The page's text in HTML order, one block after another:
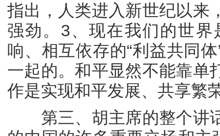
指出，人类进入新世纪以来
强劲。3、现在我们的世
响、相互依存的“利益共同
一起的。和平显然不能靠单
作是实现和平发展、共享繁
第三、胡主席的整个讲